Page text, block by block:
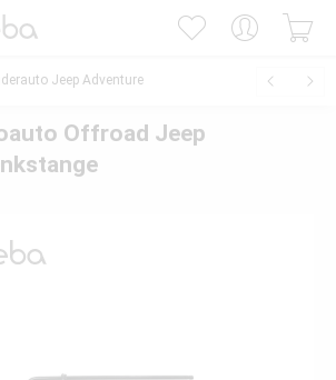
Jeep Adventure
Offroad Jeep